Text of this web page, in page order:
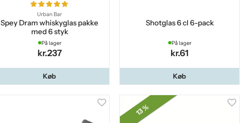
Urban Bar
Spey Dram whiskyglas pakke
med 6 styk
På lager
kr.237
Køb
Shotglas 6 cl 6-pack
På lager
kr.61
Køb
13 %